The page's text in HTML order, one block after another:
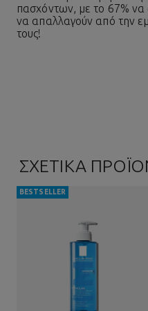
πασχόντων, με το 67%
να απαλλαγούν από την
τους!
ΣΧΕΤΙΚΑ
BESTSELLER